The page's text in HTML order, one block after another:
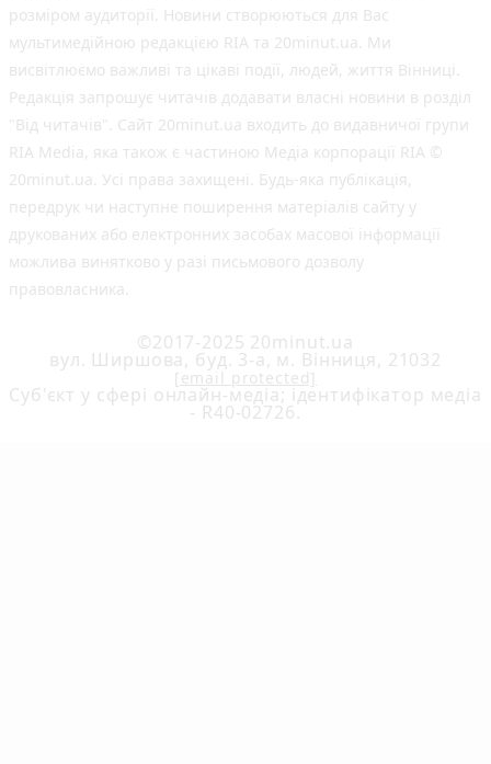
розміром аудиторії. Новини створюються для Вас
мультимедійною редакцією RIA та 20minut.ua. Ми
висвітлюємо важливі та цікаві події, людей, життя Вінниці.
Редакція запрошує читачів додавати власні новини в розділ
"Від читачів". Сайт 20minut.ua входить до видавничої групи
RIA Media, яка також є частиною Медіа корпорації RIA ©
20minut.ua. Усі права захищені. Будь-яка публiкацiя,
передрук чи наступне поширення матеріалів сайту у
друкованих або електронних засобах масової інформації
можлива винятково у разі письмового дозволу
правовласника.
©2017-2025 20minut.ua
вул. Ширшова, буд. 3-а, м. Вінниця, 21032
[email protected]
Cуб'єкт у сфері онлайн-медіа; ідентифікатор медіа
- R40-02726.